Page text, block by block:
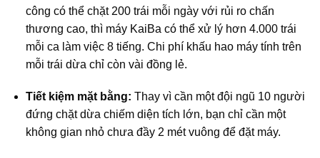
công có thể chặt 200 trái mỗi ngày với rủi ro chấn
thương cao, thì máy KaiBa có thể xử lý hơn 4.000 trái
mỗi ca làm việc 8 tiếng. Chi phí khấu hao máy tính trên
mỗi trái dừa chỉ còn vài đồng lẻ.
Tiết kiệm mặt bằng: Thay vì cần một đội ngũ 10 người
đứng chặt dừa chiếm diện tích lớn, bạn chỉ cần một
không gian nhỏ chưa đầy 2 mét vuông để đặt máy.